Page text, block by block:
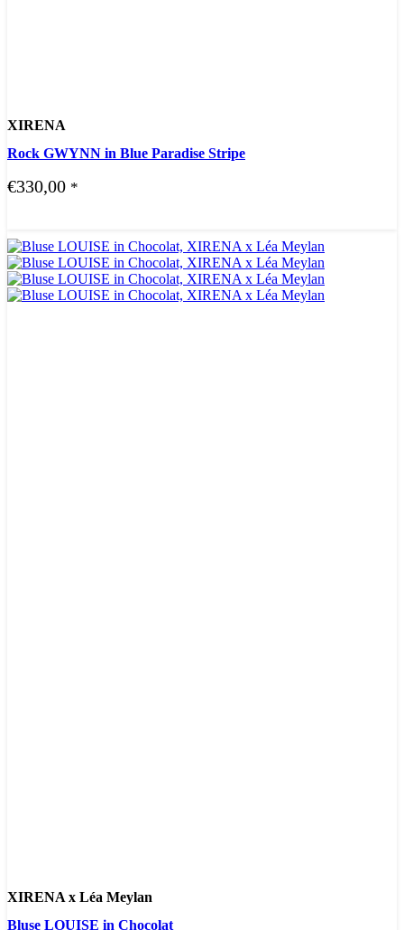
XIRENA
Rock GWYNN in Blue Paradise Stripe
€330,00 *
XIRENA x Léa Meylan
Bluse LOUISE in Chocolat